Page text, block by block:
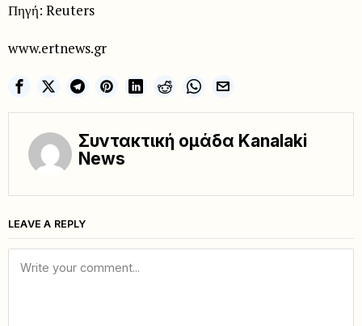
Πηγή: Reuters
www.ertnews.gr
Συντακτική ομάδα Kanalaki
News
LEAVE A REPLY